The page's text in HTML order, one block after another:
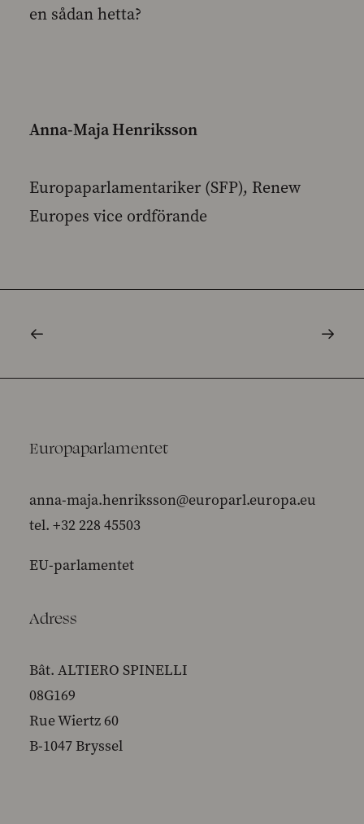
en sådan hetta?
Anna-Maja Henriksson
Europaparlamentariker (SFP), Renew
Europes vice ordförande
Europaparlamentet
anna-maja.henriksson@europarl.europa.eu
tel. +32 228 45503
EU-parlamentet
Adress
Bât. ALTIERO SPINELLI
08G169
Rue Wiertz 60
B-1047 Bryssel